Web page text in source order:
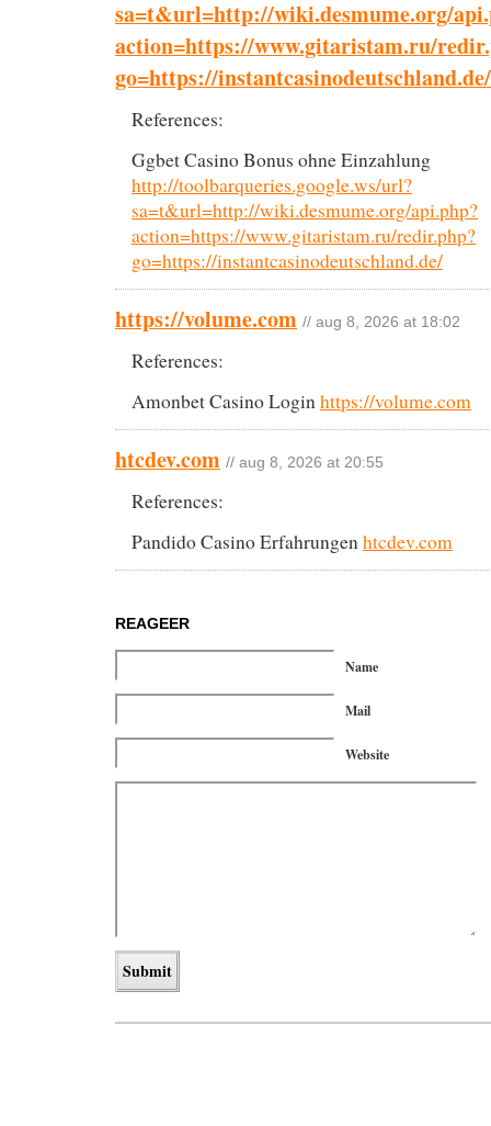
sa=t&url=http://wiki.desmume.org/
action=https://www.gitaristam.ru/
go=https://instantcasinodeutschland.de/
References:
Ggbet Casino Bonus ohne Einzahlung
http://toolbarqueries.google.ws/url?
sa=t&url=http://wiki.desmume.org/api.php?
action=https://www.gitaristam.ru/redir.php?
go=https://instantcasinodeutschland.de/
https://volume.com // aug 8, 2026 at 18:02
References:
Amonbet Casino Login https://volume.com
htcdev.com // aug 8, 2026 at 20:55
References:
Pandido Casino Erfahrungen htcdev.com
REAGEER
Name
Mail
Website